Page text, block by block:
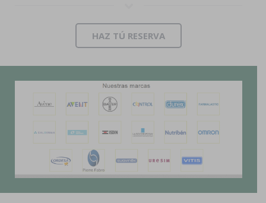
HAZ TÚ RESERVA